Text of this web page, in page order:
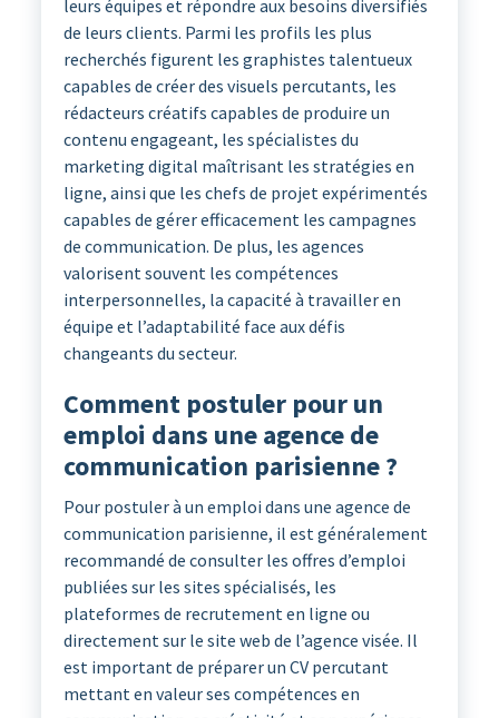
leurs équipes et répondre aux besoins diversifiés
de leurs clients. Parmi les profils les plus
recherchés figurent les graphistes talentueux
capables de créer des visuels percutants, les
rédacteurs créatifs capables de produire un
contenu engageant, les spécialistes du
marketing digital maîtrisant les stratégies en
ligne, ainsi que les chefs de projet expérimentés
capables de gérer efficacement les campagnes
de communication. De plus, les agences
valorisent souvent les compétences
interpersonnelles, la capacité à travailler en
équipe et l’adaptabilité face aux défis
changeants du secteur.
Comment postuler pour un
emploi dans une agence de
communication parisienne ?
Pour postuler à un emploi dans une agence de
communication parisienne, il est généralement
recommandé de consulter les offres d’emploi
publiées sur les sites spécialisés, les
plateformes de recrutement en ligne ou
directement sur le site web de l’agence visée. Il
est important de préparer un CV percutant
mettant en valeur ses compétences en